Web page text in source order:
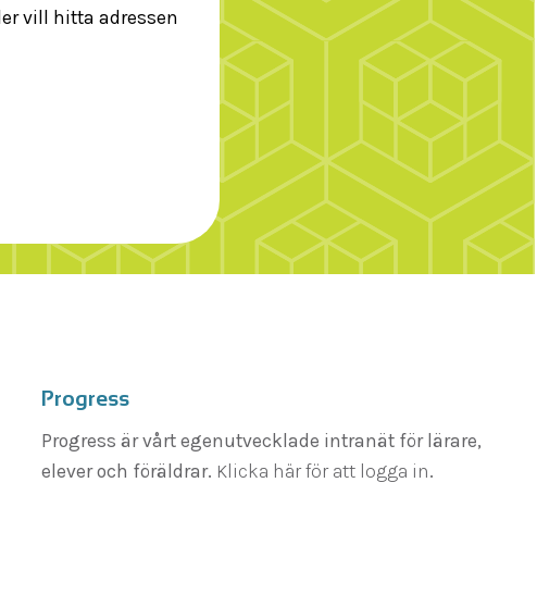
vill hitta adressen
Progress
Progress är vårt egenutvecklade intranät för lärare,
elever och föräldrar. Klicka här för att logga in.